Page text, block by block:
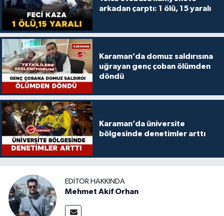
arkadan çarptı: 1 ölü, 15 yaralı
Karaman’da domuz saldırısına
uğrayan genç çoban ölümden
döndü
Karaman’da üniversite
bölgesinde denetimler arttı
EDITÖR HAKKINDA
Mehmet Akif Orhan